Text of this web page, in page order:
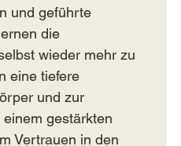
und geführte
die
wieder mehr zu
eine tiefere
und zur
gestärkten
Vertrauen in den